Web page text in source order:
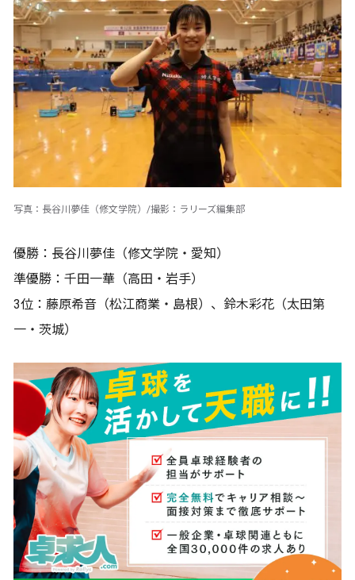
写真：長谷川夢佳（修文学院）/撮影：ラリーズ編集部
優勝：長谷川夢佳（修文学院・愛知）
準優勝：千田一華（高田・岩手）
3位：藤原希音（松江商業・島根）、鈴木彩花（太田第
一・茨城）